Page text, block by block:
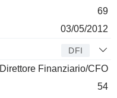
69
03/05/2012
DFI
Direttore Finanziario/CFO
54